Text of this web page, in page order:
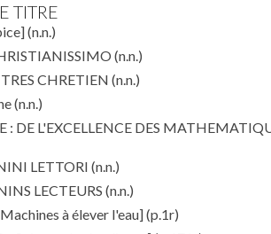
TITRE
(n.n.)
(n.n.)
CHRETIEN (n.n.)
(n.n.)
: DE L'EXCELLENCE DES
LETTORI (n.n.)
LECTEURS (n.n.)
à élever l'eau](p.1r)